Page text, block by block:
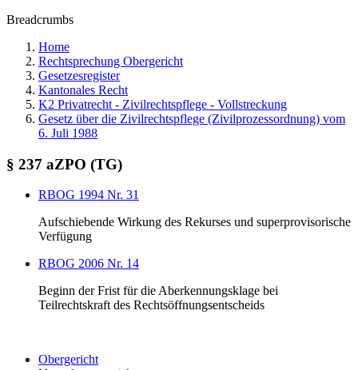
Breadcrumbs
Home
Rechtsprechung Obergericht
Gesetzesregister
Kantonales Recht
K2 Privatrecht - Zivilrechtspflege - Vollstreckung
Gesetz über die Zivilrechtspflege (Zivilprozessordnung) vom
6. Juli 1988
§ 237 aZPO (TG)
RBOG 1994 Nr. 31
Aufschiebende Wirkung des Rekurses und superprovisorische
Verfügung
RBOG 2006 Nr. 14
Beginn der Frist für die Aberkennungsklage bei
Teilrechtskraft des Rechtsöffnungsentscheids
Obergericht